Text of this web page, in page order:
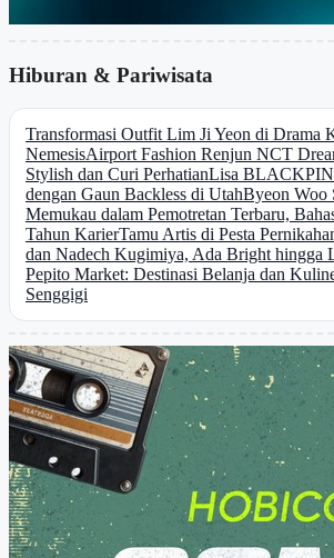
Hiburan & Pariwisata
Transformasi Outfit Lim Ji Yeon di Drama
NemesisAirport Fashion Renjun NCT
Stylish dan Curi PerhatianLisa
dengan Gaun Backless di UtahByeon Woo
Memukau dalam Pemotretan Terbaru,
Tahun KarierTamu Artis di Pesta
dan Nadech Kugimiya, Ada Bright
Pepito Market: Destinasi Belanja dan
Senggigi